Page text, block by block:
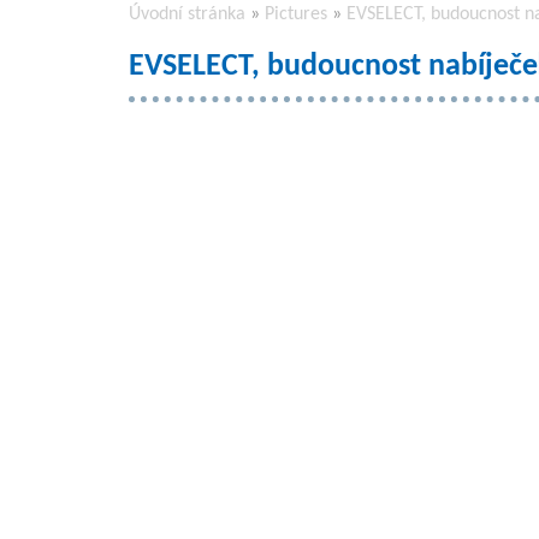
Úvodní stránka » Pictures » EVSELECT, budoucnost
EVSELECT, budoucnost